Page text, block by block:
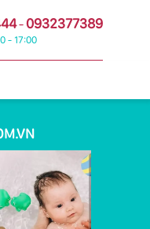
-0932377389
- 17:00